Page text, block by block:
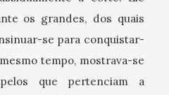
os grandes, dos quais
se para conquistar-
tempo, mostrava-se
que pertenciam a